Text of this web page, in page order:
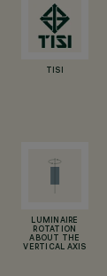
TISI
LUMINAIRE
ROTATION
ABOUT THE
VERTICAL AXIS